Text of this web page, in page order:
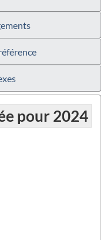
pour 2024